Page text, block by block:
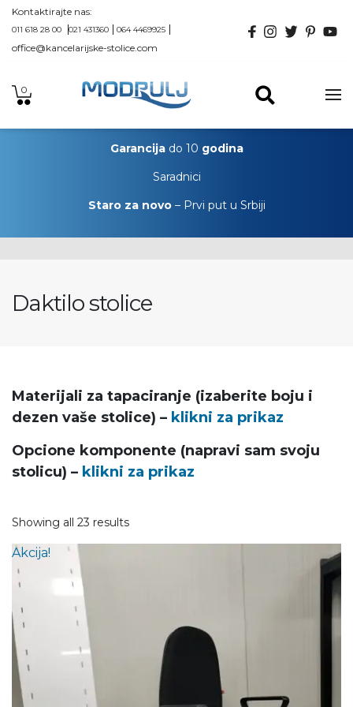
Kontaktirajte nas:
011 618 28 00 021 431360 064 4469925
office@kancelarijske-stolice.com
0
Garancijado 10 godina
Saradnici
Staro za novo– Prvi put u Srbiji
Daktilo stolice
Materijali za tapaciranje (izaberite boju i
dezen vaše stolice) – klikni za prikaz
Opcione komponente (napravi sam svoju
stolicu) – klikni za prikaz
Showing all 23 results
Akcija!